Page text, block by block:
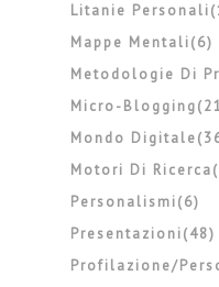
Litanie
Mappe Mentali(6)
Metodologie Di
Micro-
Mondo
Motori Di
Personalismi(6)
Presentazioni(48)
Profilazione/